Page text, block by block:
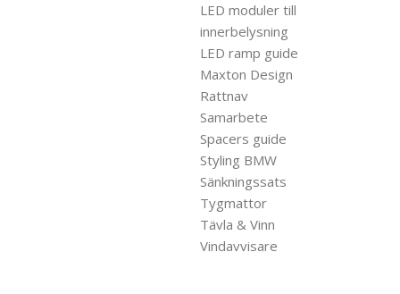
LED moduler till
innerbelysning
LED ramp guide
Maxton Design
Rattnav
Samarbete
Spacers guide
Styling BMW
Sänkningssats
Tygmattor
Tävla & Vinn
Vindavvisare